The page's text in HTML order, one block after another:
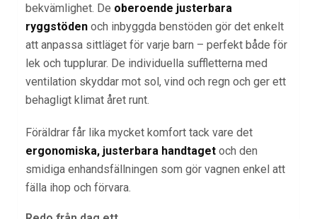
bekvämlighet. De oberoende justerbara
ryggstöden och inbyggda benstöden gör det enkelt
att anpassa sittläget för varje barn – perfekt både för
lek och tupplurar. De individuella suffletterna med
ventilation skyddar mot sol, vind och regn och ger ett
behagligt klimat året runt.
Föräldrar får lika mycket komfort tack vare det
ergonomiska, justerbara handtaget och den
smidiga enhandsfällningen som gör vagnen enkel att
fälla ihop och förvara.